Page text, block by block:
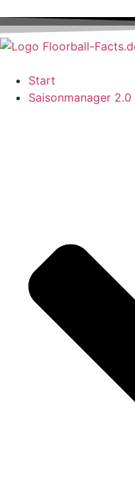
Start
Saisonmanager 2.0